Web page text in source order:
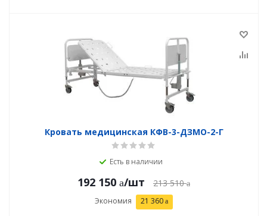
Кровать медицинская КФВ-3-ДЗМО-2-Г
Есть в наличии
192 150 /шт 213 510
Экономия 21 360